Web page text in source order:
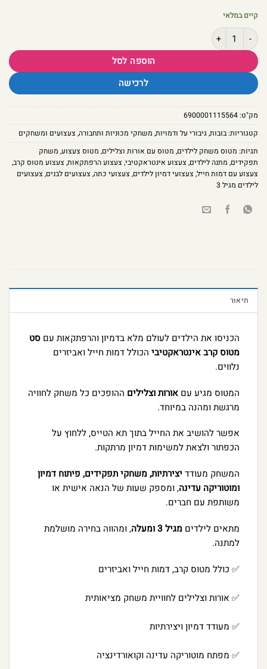
קיים במלאי
כמות של מטוס משחק לילדים עם אורות וצלילים ודמות חייל – סט דמיון
הוספה לסל
לרכישה
מק"ט:6900001115564
קטגוריות:בובות,גיבורי על ודמויות, משחקי מכוניות ותחבורה, צעצועים ומשחקים
תגיות: מטוס משחק לילדים, מטוס עם אורות וצלילים, מטוס צעצוע, משחק
תפקידים, מתנה לילדים, צעצוע אינטראקטיבי, צעצוע הרפתקאות, צעצוע מטוס קרב,
צעצוע עם דמות חייל, צעצועי דמיון לילדים, צעצועי כתה, צעצועים לבנים‏, צעצועים
לילדים מגיל 3
תיאור
הכניסו את הילדים לעולם מלא בדמיון והרפתקאות עם סט
מטוס קרב אינטראקטיבי הכולל דמות חייל ואביזרים
נלווים.
המטוס מגיע עם אורות וצלילים ההופכים כל משחק לחוויה
מרגשת ומהנה במיוחד.
אפשר להושיב את החייל בתוך תא הטייס, ללחוץ על
הכפתור ולצאת למשימות דמיון מרתקות.
המשחק מעודד יצירתיות, משחקי תפקידים, פיתוח דמיון
ומוטוריקה עדינה, ומספק שעות של הנאה אישית או
משותפת עם חברים.
מתאים לילדים מגיל 3 ומעלה
, ומהווה בחירה מושלמת
למתנה.
✅ כולל מטוס קרב, דמות חייל ואביזרים
✅ אורות וצלילים לחוויית משחק מציאותית
✅ מעודד דמיון ויצירתיות
✅ מפתח מוטוריקה עדינה וקואורדינציה